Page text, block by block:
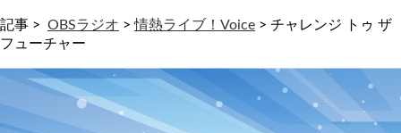
記事 > OBSラジオ >情熱ライブ！Voice > チャレンジ トゥ ザ
フューチャー